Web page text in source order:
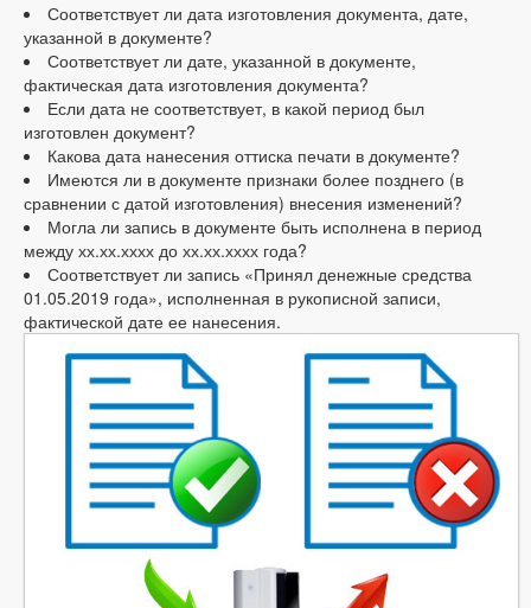
Соответствует ли дата изготовления документа, дате,
указанной в документе?
Соответствует ли дате, указанной в документе,
фактическая дата изготовления документа?
Если дата не соответствует, в какой период был
изготовлен документ?
Какова дата нанесения оттиска печати в документе?
Имеются ли в документе признаки более позднего (в
сравнении с датой изготовления) внесения изменений?
Могла ли запись в документе быть исполнена в период
между хх.хх.хххх до хх.хх.хххх года?
Соответствует ли запись «Принял денежные средства
01.05.2019 года», исполненная в рукописной записи,
фактической дате ее нанесения.